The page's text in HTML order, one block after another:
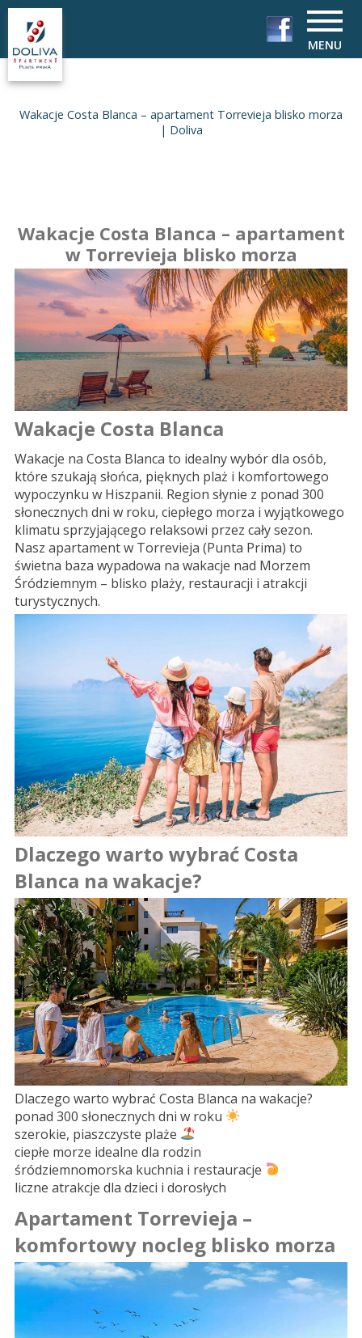
MENU
Wakacje Costa Blanca – apartament Torrevieja blisko morza
| Doliva
Wakacje Costa Blanca – apartament
w Torrevieja blisko morza
Wakacje Costa Blanca
Wakacje na Costa Blanca to idealny wybór dla osób,
które szukają słońca, pięknych plaż i komfortowego
wypoczynku w Hiszpanii. Region słynie z ponad 300
słonecznych dni w roku, ciepłego morza i wyjątkowego
klimatu sprzyjającego relaksowi przez cały sezon.
Nasz apartament w Torrevieja (Punta Prima) to
świetna baza wypadowa na wakacje nad Morzem
Śródziemnym – blisko plaży, restauracji i atrakcji
turystycznych.
Dlaczego warto wybrać Costa
Blanca na wakacje?
Dlaczego warto wybrać Costa Blanca na wakacje?
ponad 300 słonecznych dni w roku
szerokie, piaszczyste plaże
ciepłe morze idealne dla rodzin
śródziemnomorska kuchnia i restauracje
liczne atrakcje dla dzieci i dorosłych
Apartament Torrevieja –
komfortowy nocleg blisko morza